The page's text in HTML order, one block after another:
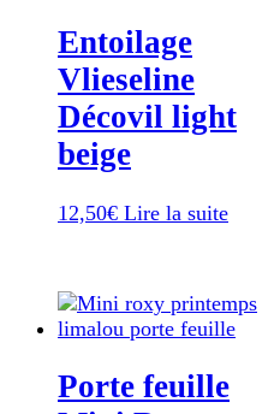
Entoilage
Vlieseline
Décovil light
beige
12,50€ Lire la suite
Porte feuille